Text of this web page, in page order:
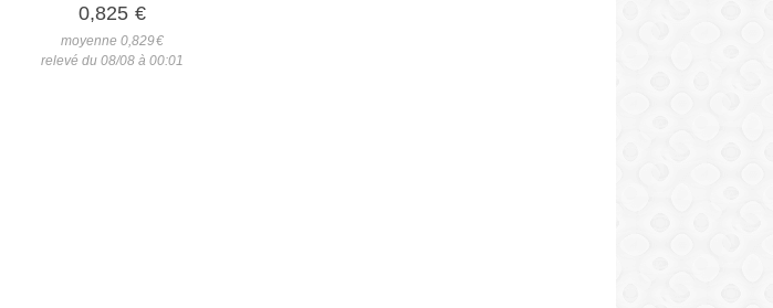
0,825 €
moyenne 0,829€
relevé du 08/08 à 00:01